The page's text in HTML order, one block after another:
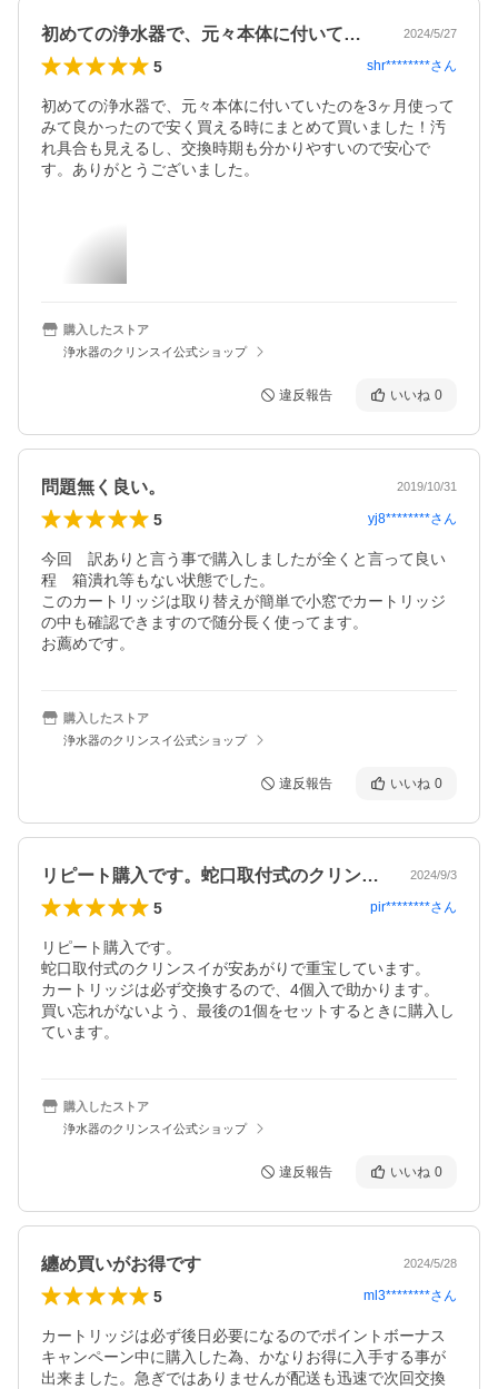
初めての浄水器で、元々本体に付いていた… 2024/5/27
5 shr********さん
初めての浄水器で、元々本体に付いていたのを3ヶ月使って
みて良かったので安く買える時にまとめて買いました！汚
れ具合も見えるし、交換時期も分かりやすいので安心で
す。ありがとうございました。
購入したストア
浄水器のクリンスイ公式ショップ
違反報告 いいね 0
問題無く良い。 2019/10/31
5 yj8********さん
今回　訳ありと言う事で購入しましたが全くと言って良い
程　箱潰れ等もない状態でした。
このカートリッジは取り替えが簡単で小窓でカートリッジ
の中も確認できますので随分長く使ってます。
お薦めです。
購入したストア
浄水器のクリンスイ公式ショップ
違反報告 いいね 0
リピート購入です。蛇口取付式のクリンス… 2024/9/3
5 pir********さん
リピート購入です。
蛇口取付式のクリンスイが安あがりで重宝しています。
カートリッジは必ず交換するので、4個入で助かります。
買い忘れがないよう、最後の1個をセットするときに購入し
ています。
購入したストア
浄水器のクリンスイ公式ショップ
違反報告 いいね 0
纏め買いがお得です 2024/5/28
5 ml3********さん
カートリッジは必ず後日必要になるのでポイントボーナス
キャンペーン中に購入した為、かなりお得に入手する事が
出来ました。急ぎではありませんが配送も迅速で次回交換